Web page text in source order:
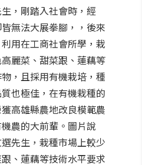
，剛踏入社會時，經
無法大展拳腳，，後來
用在工商社會所學，栽
麗菜、甜菜跟、蓮藕等
，且採用有機栽培，種
也極佳，在有機栽種的
高雄縣農地改良模範農
農的大前輩。圖片說
先生，栽種市場上較少
、蓮藕等技術水平要求